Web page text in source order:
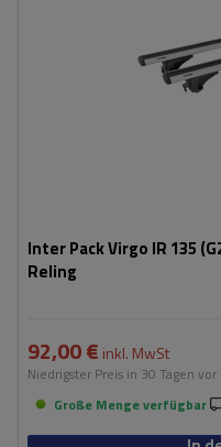
Inter Pack Virgo IR 135
Reling
92,00 € inkl. MwSt
Niedrigster Preis in 30 Tagen vor
Große Menge verfügbar